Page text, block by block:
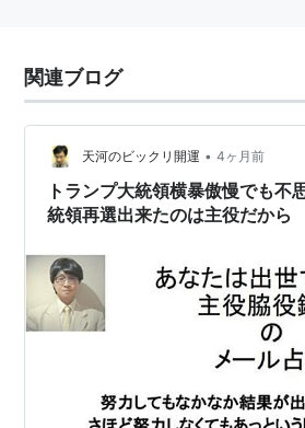
関連ブログ
天河のビックリ開運 • 4ヶ月前
トランプ大統領横暴傲慢でも不
統領再選出来たのは主役だから